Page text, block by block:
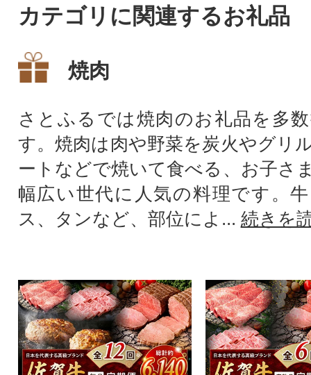
カテゴリに関連するお礼品
焼肉
さとふるでは焼肉のお礼品を多
す。焼肉は肉や野菜を炭火やグリ
ートなどで焼いて食べる、お子さ
幅広い世代に人気の料理です。
ス、タンなど、部位によ... 続きを